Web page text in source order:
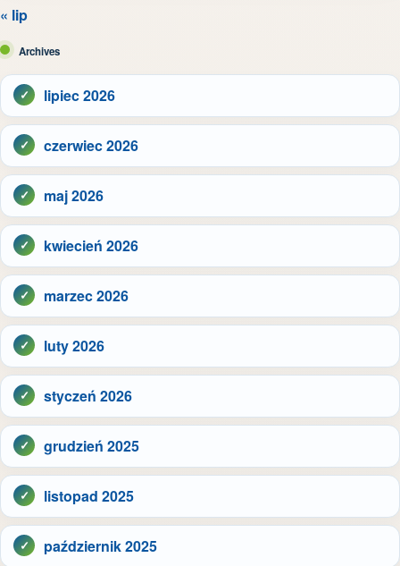
« lip
Archives
lipiec 2026
czerwiec 2026
maj 2026
kwiecień 2026
marzec 2026
luty 2026
styczeń 2026
grudzień 2025
listopad 2025
październik 2025